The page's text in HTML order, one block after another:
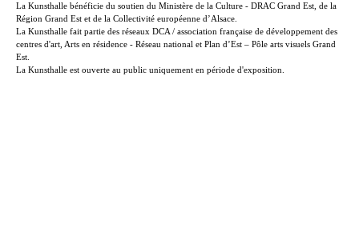
La Kunsthalle bénéficie du soutien du Ministère de la Culture - DRAC Grand Est, de la
Région Grand Est et de la Collectivité européenne d’Alsace.
La Kunsthalle fait partie des réseaux DCA / association française de développement des
centres d'art, Arts en résidence - Réseau national et Plan d’Est – Pôle arts visuels Grand
Est.
La Kunsthalle est ouverte au public uniquement en période d'exposition.